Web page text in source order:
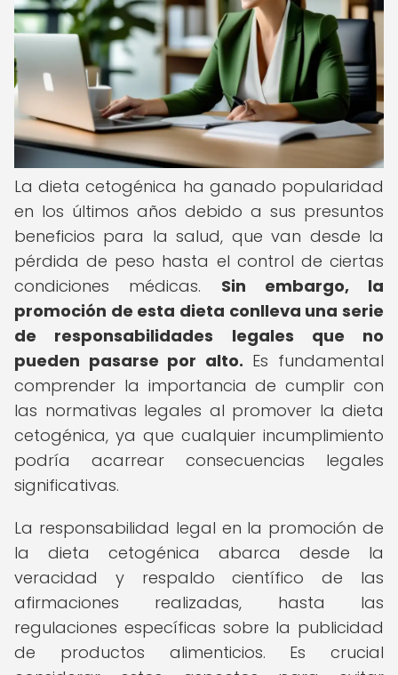
La dieta cetogénica ha ganado popularidad
en los últimos años debido a sus presuntos
beneficios para la salud, que van desde la
pérdida de peso hasta el control de ciertas
condiciones médicas. Sin embargo, la
promoción de esta dieta conlleva una serie
de responsabilidades legales que no
pueden pasarse por alto. Es fundamental
comprender la importancia de cumplir con
las normativas legales al promover la dieta
cetogénica, ya que cualquier incumplimiento
podría acarrear consecuencias legales
significativas.
La responsabilidad legal en la promoción de
la dieta cetogénica abarca desde la
veracidad y respaldo científico de las
afirmaciones realizadas, hasta las
regulaciones específicas sobre la publicidad
de productos alimenticios. Es crucial